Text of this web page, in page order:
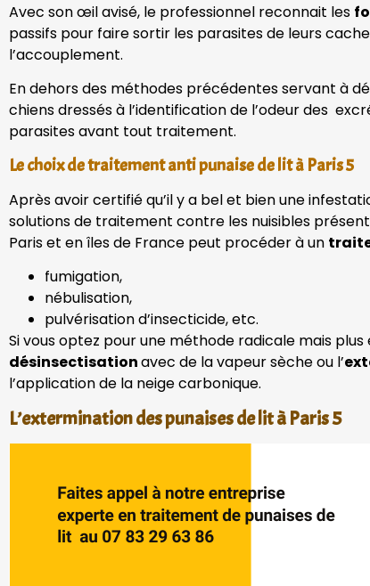
Avec son œil avisé, le professionnel reconnait les
passifs pour faire sortir les parasites de leurs
l’accouplement.
En dehors des méthodes précédentes servant à
chiens dressés à l’identification de l’odeur des
parasites avant tout traitement.
Le choix de traitement anti punaise de lit à Paris 5
Après avoir certifié qu’il y a bel et bien une
solutions de traitement contre les nuisibles
Paris et en îles de France peut procéder à un
fumigation,
nébulisation,
pulvérisation d’insecticide, etc.
Si vous optez pour une méthode radicale mais
désinsectisationavec de la vapeur sèche ou l’
l’application de la neige carbonique.
L’extermination des punaises de lit à Paris 5